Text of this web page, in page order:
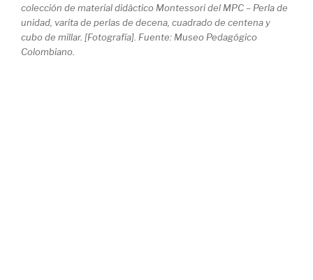
colección de material didáctico Montessori del MPC – Perla de
unidad, varita de perlas de decena, cuadrado de centena y
cubo de millar. [Fotografía]. Fuente: Museo Pedagógico
Colombiano.